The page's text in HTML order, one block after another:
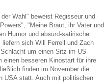
Wahl" beweist Regisseur und
"Meine Braut, ihr Vater und
Humor und absurd-satirische
sich Will Ferrell und Zach
um einen Sitz im US-
einen besseren Kinostart für ihre
finden im November die
USA statt. Auch mit politischen